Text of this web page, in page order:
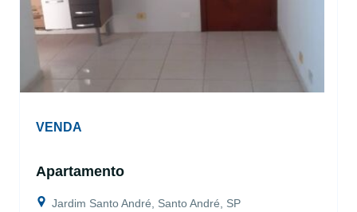
VENDA
Apartamento
Jardim Santo André, Santo André, SP